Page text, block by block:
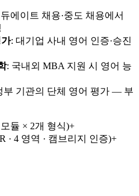
에이트 채용·중도 채용에서
: 대기업 사내 영어 인증·승진
: 국내외 MBA 지원 시 영어 능
부 기관의 단체 영어 평가 — 부
듈 × 2개 형식)+
· 4 영역 · 캠브리지 인증)+